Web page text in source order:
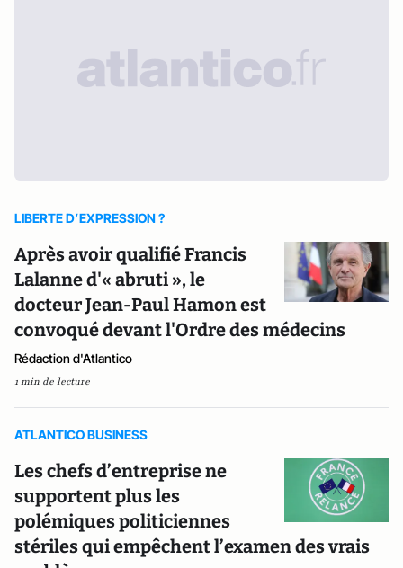
LIBERTE D’EXPRESSION ?
Après avoir qualifié Francis
Lalanne d'« abruti », le
docteur Jean-Paul Hamon est
convoqué devant l'Ordre des médecins
Rédaction d'Atlantico
1 min de lecture
ATLANTICO BUSINESS
Les chefs d’entreprise ne
supportent plus les
polémiques politiciennes
stériles qui empêchent l’examen des vrais